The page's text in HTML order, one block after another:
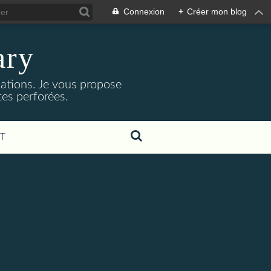
Connexion + Créer mon blog
Je vous propose
perforées.